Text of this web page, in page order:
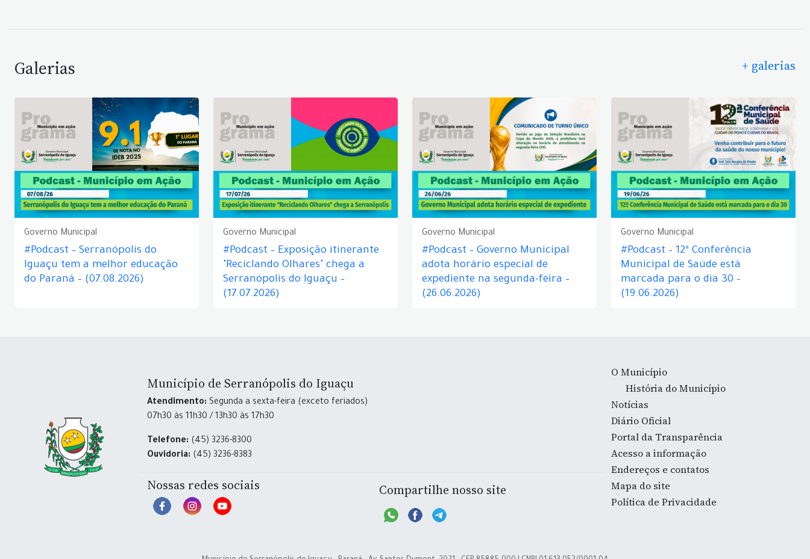
Galerias + galerias
Governo Municipal
#Podcast – Serranópolis do
Iguaçu tem a melhor educação
do Paraná – (07.08.2026)
Governo Municipal
#Podcast – Exposição itinerante
"Reciclando Olhares" chega a
Serranópolis do Iguaçu –
(17.07.2026)
Governo Municipal
#Podcast – Governo Municipal
adota horário especial de
expediente na segunda-feira –
(26.06.2026)
Governo Municipal
#Podcast – 12ª Conferência
Municipal de Saúde está
marcada para o dia 30 –
(19.06.2026)
Município de Serranópolis do Iguaçu
Atendimento: Segunda a sexta-feira (exceto feriados)
07h30 às 11h30 / 13h30 às 17h30
Telefone: (45) 3236-8300
Ouvidoria: (45) 3236-8383
Nossas redes sociais Compartilhe nosso site
O Município
História do Município
Notícias
Diário Oficial
Portal da Transparência
Acesso a informação
Endereços e contatos
Mapa do site
Política de Privacidade